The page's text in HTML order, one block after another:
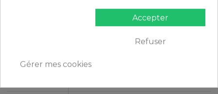
160g/m²
Accepter
Refuser
Gérer mes cookies